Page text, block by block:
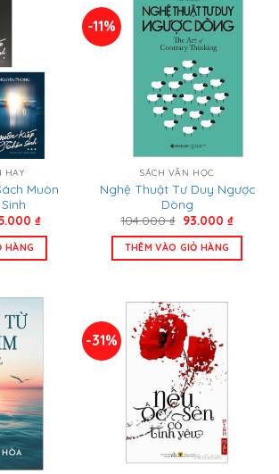
HAY
Muôn
₫.
₫Giá
tại
415.000 ₫.
HÀNG
-11%
SÁCH VĂN HỌC
Nghệ Thuật Tư Duy Ngược
Dòng
104.000₫ Giá
là:
104.000 ₫.
93.000 ₫Giá
tại
93.000
THÊM VÀO GIỎ HÀNG
-31%